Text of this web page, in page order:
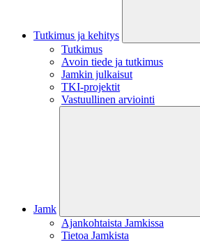
Tutkimus ja kehitys
Tutkimus
Avoin tiede ja tutkimus
Jamkin julkaisut
TKI-projektit
Vastuullinen arviointi
Jamk
Ajankohtaista Jamkissa
Tietoa Jamkista